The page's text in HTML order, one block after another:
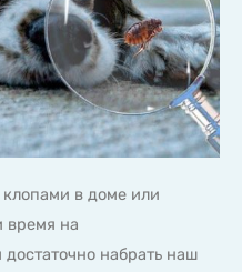
клопами в доме или
время на
набрать наш